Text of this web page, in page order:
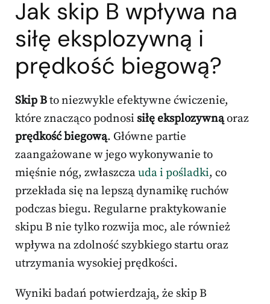
Jak skip B wpływa na
siłę eksplozywną i
prędkość biegową?
Skip Bto niezwykle efektywne ćwiczenie,
które znacząco podnosi siłę eksplozywnąoraz
prędkość biegową. Główne partie
zaangażowane w jego wykonywanie to
mięśnie nóg, zwłaszczauda i pośladki, co
przekłada się na lepszą dynamikę ruchów
podczas biegu. Regularne praktykowanie
skipu B nie tylko rozwija moc, ale również
wpływa na zdolność szybkiego startu oraz
utrzymania wysokiej prędkości.
Wyniki badań potwierdzają, że skip B